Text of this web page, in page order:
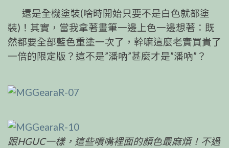
還是全機塗裝(啥時開始只要不是白色就都塗
裝)！ 其實，當我拿著畫筆一邊上色一邊想著：既
然都要全部藍色重塗一次了，幹嘛這麼老實買貴了
一倍的限定版？ 這不是”潘吶”甚麼才是”潘吶”？
跟HGUC一樣，這些噴嘴裡面的顏色最麻煩！不過